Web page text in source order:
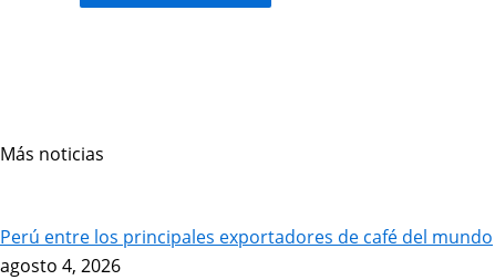
Más noticias
Perú entre los principales exportadores de café del mundo
agosto 4, 2026